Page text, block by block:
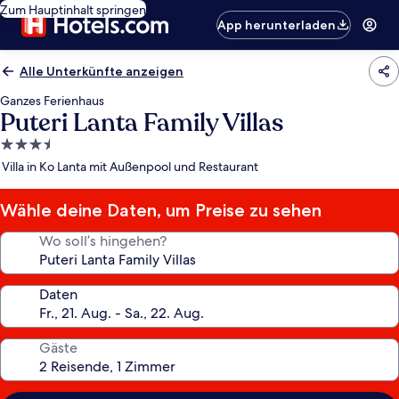
Zum Hauptinhalt springen
App herunterladen
Alle Unterkünfte anzeigen
Ganzes Ferienhaus
Puteri Lanta Family Villas
3.5-
Sterne-
Villa in Ko Lanta mit Außenpool und Restaurant
Wähle deine Daten, um Preise zu sehen
Wo soll’s hingehen?
Daten
Gäste